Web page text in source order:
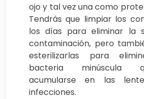
ojo y tal vez una como
Tendrás que limpiar los
los días para eliminar la
contaminación, pero
esterilizarlas para
bacteria minúscula
acumularse en las
infecciones.